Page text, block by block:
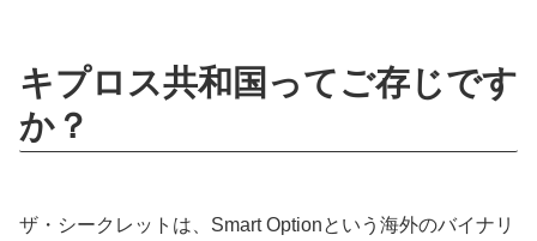
キプロス共和国ってご存じです
か？
ザ・シークレットは、Smart Optionという海外のバイナリ